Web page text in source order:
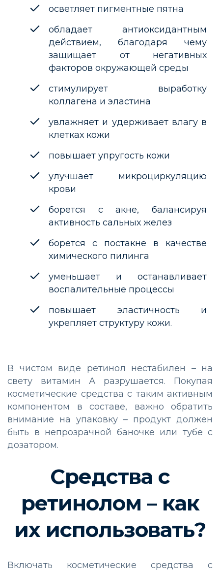
осветляет пигментные пятна
обладает антиоксидантным
действием, благодаря чему
защищает от негативных
факторов окружающей среды
стимулирует выработку
коллагена и эластина
увлажняет и удерживает влагу в
клетках кожи
повышает упругость кожи
улучшает микроциркуляцию
крови
борется с акне, балансируя
активность сальных желез
борется с постакне в качестве
химического пилинга
уменьшает и останавливает
воспалительные процессы
повышает эластичность и
укрепляет структуру кожи.
В чистом виде ретинол нестабилен – на
свету витамин А разрушается. Покупая
косметические средства с таким активным
компонентом в составе, важно обратить
внимание на упаковку – продукт должен
быть в непрозрачной баночке или тубе с
дозатором.
Средства с
ретинолом – как
их использовать?
Включать косметические средства с